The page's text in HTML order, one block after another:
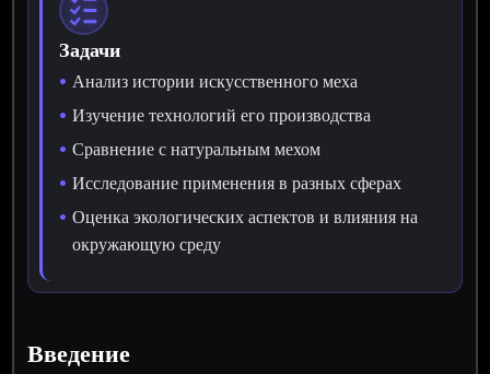
Задачи
Анализ истории искусственного меха
Изучение технологий его производства
Сравнение с натуральным мехом
Исследование применения в разных сферах
Оценка экологических аспектов и влияния на
окружающую среду
Введение